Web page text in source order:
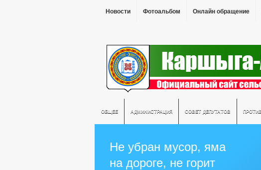
Новости Фотоальбом Онлайн обращение
ОБЩЕЕ АДМИНИСТРАЦИЯ СОВЕТ ДЕПУТАТОВ
Не убран мусор, яма
на дороге, не горит